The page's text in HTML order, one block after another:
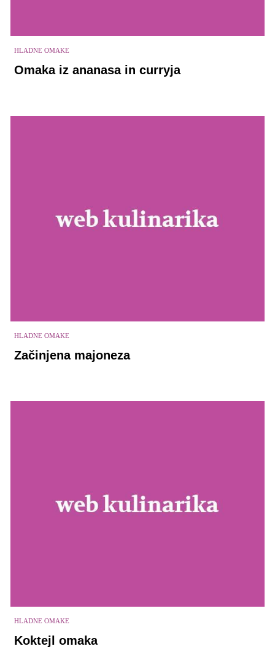
HLADNE OMAKE
Omaka iz ananasa in curryja
HLADNE OMAKE
Začinjena majoneza
HLADNE OMAKE
Koktejl omaka